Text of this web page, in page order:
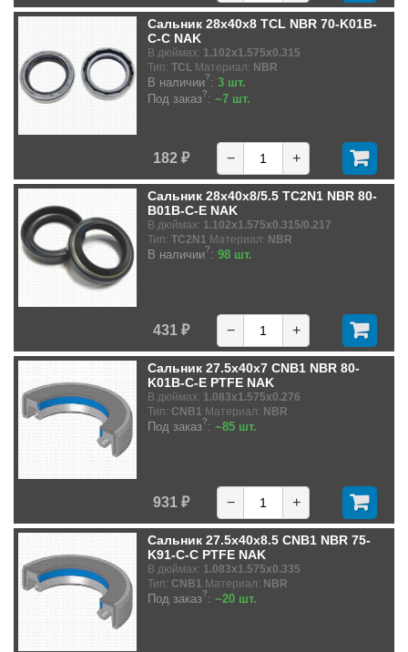
Сальник 28x40x8 TCL NBR 70-K01B-
C-C NAK
В дюймах: 1.102x1.575x0.315
Тип: TCL Материал: NBR
В наличии?: 3 шт.
Под заказ?: ~7 шт.
182 ₽ − +
Сальник 28x40x8/5.5 TC2N1 NBR 80-
B01B-C-E NAK
В дюймах: 1.102x1.575x0.315/0.217
Тип: TC2N1 Материал: NBR
В наличии?: 98 шт.
431 ₽ − +
Сальник 27.5x40x7 CNB1 NBR 80-
K01B-C-E PTFE NAK
В дюймах: 1.083x1.575x0.276
Тип: CNB1 Материал: NBR
Под заказ?: ~85 шт.
931 ₽ − +
Сальник 27.5x40x8.5 CNB1 NBR 75-
K91-C-C PTFE NAK
В дюймах: 1.083x1.575x0.335
Тип: CNB1 Материал: NBR
Под заказ?: ~20 шт.